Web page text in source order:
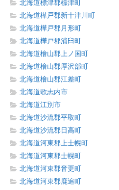
北海道標津郡標津町
北海道樺戸郡新十津川町
北海道樺戸郡月形町
北海道樺戸郡浦臼町
北海道檜山郡上ノ国町
北海道檜山郡厚沢部町
北海道檜山郡江差町
北海道歌志内市
北海道江別市
北海道沙流郡平取町
北海道沙流郡日高町
北海道河東郡上士幌町
北海道河東郡士幌町
北海道河東郡音更町
北海道河東郡鹿追町